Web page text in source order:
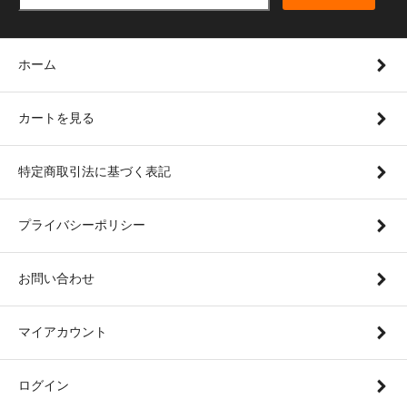
ホーム
カートを見る
特定商取引法に基づく表記
プライバシーポリシー
お問い合わせ
マイアカウント
ログイン